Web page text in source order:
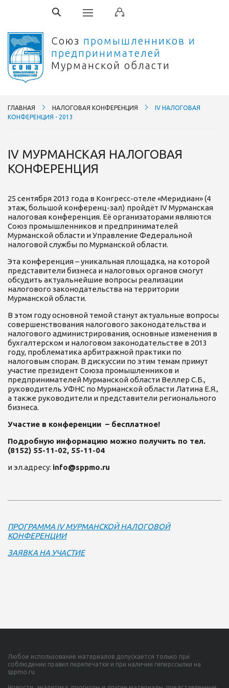
Союз промышленников и
предпринимателей
Мурманской области
ГЛАВНАЯ НАЛОГОВАЯ КОНФЕРЕНЦИЯ
IV НАЛОГОВАЯ
КОНФЕРЕНЦИЯ - 2013
IV МУРМАНСКАЯ НАЛОГОВАЯ
КОНФЕРЕНЦИЯ
25 сентября 2013 года в Конгресс-отеле «Меридиан» (4
этаж, большой конференц-зал) пройдёт IV Мурманская
налоговая конференция. Её организаторами являются
Союз промышленников и предпринимателей
Мурманской области и Управление Федеральной
налоговой службы по Мурманской области.
Эта конференция – уникальная площадка, на которой
представители бизнеса и налоговых органов смогут
обсудить актуальнейшие вопросы реализации
налогового законодательства на территории
Мурманской области.
В этом году основной темой станут актуальные вопросы
совершенствования налогового законодательства и
налогового администрирования, основные изменения в
бухгалтерском и налоговом законодательстве в 2013
году, проблематика арбитражной практики по
налоговым спорам. В дискуссии по этим темам примут
участие президент Союза промышленников и
предпринимателей Мурманской области Веллер С.Б.,
руководитель УФНС по Мурманской области Латина Е.Я.,
а также руководители и представители регионального
бизнеса.
Участие в конференции – бесплатное!
Подробную информацию можно получить по тел.
(8152) 55-11-02, 55-11-04
и эл.адресу: info@sppmo.ru
ПРОГРАММА IV МУРМАНСКОЙ НАЛОГОВОЙ
КОНФЕРЕНЦИИ
ЗАЯВКА НА УЧАСТИЕ
Любое использование материалов допускается только при
соблюдении правил перепечатки и при наличии гиперссылки на
sppmo.ru